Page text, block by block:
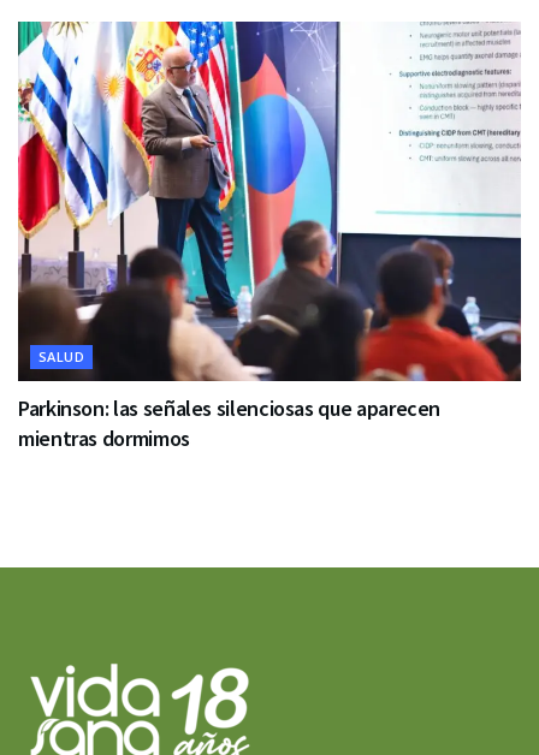
SALUD
Parkinson: las señales silenciosas que aparecen
mientras dormimos